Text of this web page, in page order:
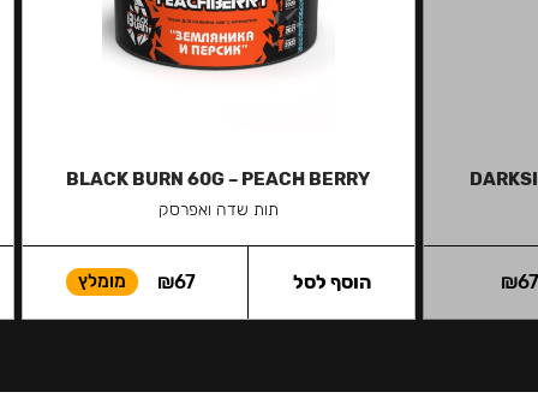
₪
BLACK BURN 60G – PEACH BERRY
תות שדה ואפרסק
₪67 מומלץ הוסף לסל